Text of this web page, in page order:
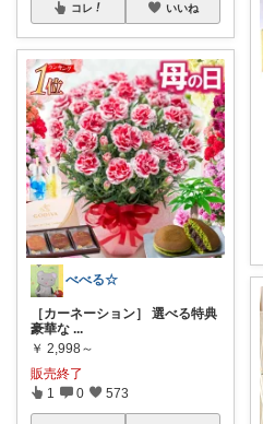
コレ いいね
べべる☆
［カーネーション］ 選べる特典
豪華な ...
￥ 2,998～
販売終了
1 0 573